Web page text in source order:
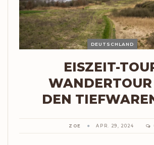
DEUTSCHLAND
EISZEIT-
DEN
ZOE APR. 29, 2024